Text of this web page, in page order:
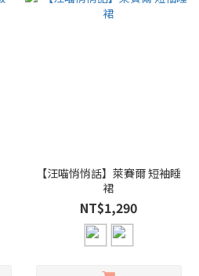
【汪喵悄悄話】萊賽爾 短袖睡
裙
NT$1,290